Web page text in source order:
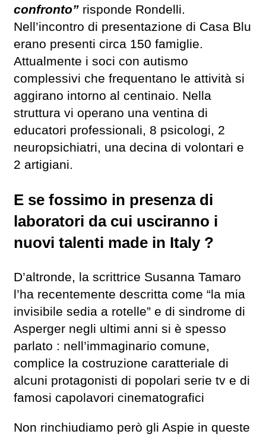
confronto” risponde Rondelli.
Nell’incontro di presentazione di Casa Blu
erano presenti circa 150 famiglie.
Attualmente i soci con autismo
complessivi che frequentano le attività si
aggirano intorno al centinaio. Nella
struttura vi operano una ventina di
educatori professionali, 8 psicologi, 2
neuropsichiatri, una decina di volontari e
2 artigiani.
E se fossimo in presenza di
laboratori da cui usciranno i
nuovi talenti made in Italy ?
D’altronde, la scrittrice Susanna Tamaro
l’ha recentemente descritta come “la mia
invisibile sedia a rotelle” e di sindrome di
Asperger negli ultimi anni si è spesso
parlato : nell’immaginario comune,
complice la costruzione caratteriale di
alcuni protagonisti di popolari serie tv e di
famosi capolavori cinematografici
Non rinchiudiamo però gli Aspie in queste